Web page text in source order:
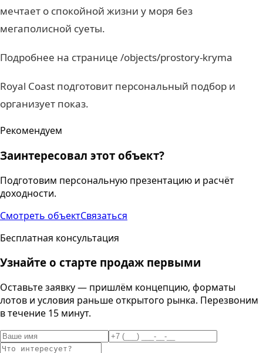
мечтает о спокойной жизни у моря без
мегаполисной суеты.
Подробнее на странице /objects/prostory-kryma
Royal Coast подготовит персональный подбор и
организует показ.
Рекомендуем
Заинтересовал этот объект?
Подготовим персональную презентацию и расчёт
доходности.
Смотреть объектСвязаться
Бесплатная консультация
Узнайте о старте продаж первыми
Оставьте заявку — пришлём концепцию, форматы
лотов и условия раньше открытого рынка. Перезвоним
в течение 15 минут.